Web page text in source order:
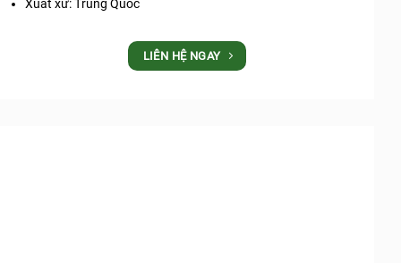
Xuất xứ: Trung Quốc
LIÊN HỆ NGAY